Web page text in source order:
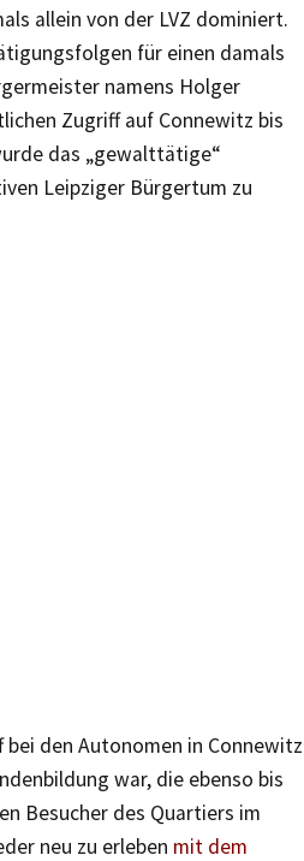
allein von der LVZ dominiert.
für einen damals
namens Holger
Zugriff auf Connewitz bis
das „gewalttätige“
Leipziger Bürgertum zu
den Autonomen in Connewitz
war, die ebenso bis
Besucher des Quartiers im
neu zu erleben mit dem